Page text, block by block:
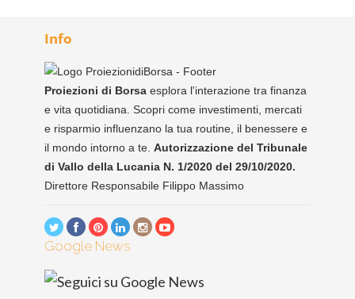
Info
Proiezioni di Borsa esplora l'interazione tra finanza
e vita quotidiana. Scopri come investimenti, mercati
e risparmio influenzano la tua routine, il benessere e
il mondo intorno a te. Autorizzazione del Tribunale
di Vallo della Lucania N. 1/2020 del 29/10/2020.
Direttore Responsabile Filippo Massimo
Google News